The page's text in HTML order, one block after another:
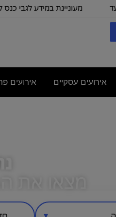
מעוניינת במידע לגבי כנס לכ-
אירועים עסקיים אירועים